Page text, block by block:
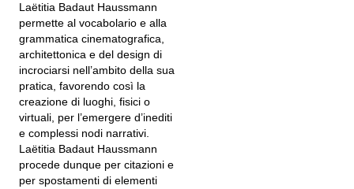
Laëtitia Badaut Haussmann
permette al vocabolario e alla
grammatica cinematografica,
architettonica e del design di
incrociarsi nell’ambito della sua
pratica, favorendo così la
creazione di luoghi, fisici o
virtuali, per l’emergere d’inediti
e complessi nodi narrativi.
Laëtitia Badaut Haussmann
procede dunque per citazioni e
per spostamenti di elementi